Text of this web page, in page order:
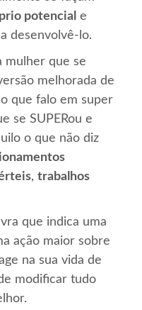
potencial e
desenvolvê-lo.
mulher que se
melhorada de
que falo em super
se SUPERou e
o que não diz
,trabalhos
que indica uma
ação maior sobre
na sua vida de
modificar tudo